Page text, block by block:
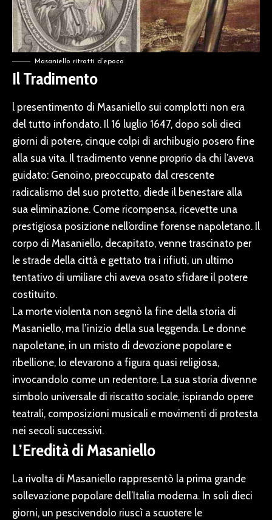
Masaniello ritratti d’epoca
Il Tradimento
l presentimento di Masaniello sui complotti non era
del tutto infondato. Il 16 luglio 1647, dopo soli dieci
giorni di potere, cinque colpi di archibugio posero fine
alla sua vita. Il tradimento venne proprio da chi l’aveva
guidato: Genoino, preoccupato dal crescente
radicalismo del suo protetto, diede il benestare alla
sua eliminazione. Come ricompensa, ricevette una
prestigiosa posizione nell’ordine forense napoletano. Il
corpo di Masaniello, decapitato, venne trascinato per
le strade della città e gettato tra i rifiuti, un ultimo
tentativo di umiliare chi aveva osato sfidare il potere
costituito.
La morte violenta non segnò la fine della storia di
Masaniello, ma l’inizio della sua leggenda. Le donne
napoletane, in un misto di devozione popolare e
ribellione, lo elevarono a figura quasi religiosa,
invocandolo come un redentore. La sua storia divenne
simbolo universale di riscatto sociale, ispirando opere
teatrali, composizioni musicali e movimenti di protesta
nei secoli successivi.
L’Eredità di Masaniello
La rivolta di Masaniello rappresentò la prima grande
sollevazione popolare dell’Italia moderna. In soli dieci
giorni, un pescivendolo riuscì a scuotere le